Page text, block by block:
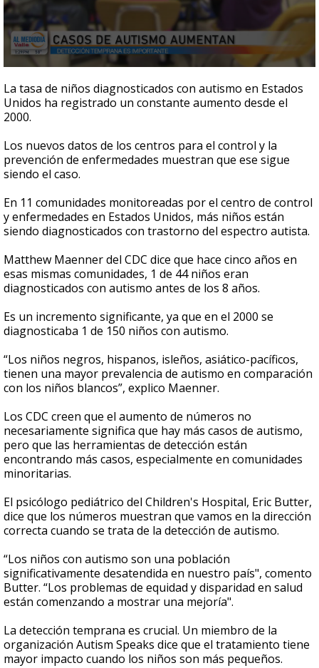
seconds
of
3
minutes,
seconds
La tasa de niños diagnosticados con autismo en Estados
Unidos ha registrado un constante aumento desde el
2000.
Los nuevos datos de los centros para el control y la
prevención de enfermedades muestran que ese sigue
siendo el caso.
En 11 comunidades monitoreadas por el centro de control
y enfermedades en Estados Unidos, más niños están
siendo diagnosticados con trastorno del espectro autista.
Matthew Maenner del CDC dice que hace cinco años en
esas mismas comunidades, 1 de 44 niños eran
diagnosticados con autismo antes de los 8 años.
Es un incremento significante, ya que en el 2000 se
diagnosticaba 1 de 150 niños con autismo.
“Los niños negros, hispanos, isleños, asiático-pacíficos,
tienen una mayor prevalencia de autismo en comparación
con los niños blancos”, explico Maenner.
Los CDC creen que el aumento de números no
necesariamente significa que hay más casos de autismo,
pero que las herramientas de detección están
encontrando más casos, especialmente en comunidades
minoritarias.
El psicólogo pediátrico del Children's Hospital, Eric Butter,
dice que los números muestran que vamos en la dirección
correcta cuando se trata de la detección de autismo.
“Los niños con autismo son una población
significativamente desatendida en nuestro país", comento
Butter. “Los problemas de equidad y disparidad en salud
están comenzando a mostrar una mejoría".
La detección temprana es crucial. Un miembro de la
organización Autism Speaks dice que el tratamiento tiene
mayor impacto cuando los niños son más pequeños.